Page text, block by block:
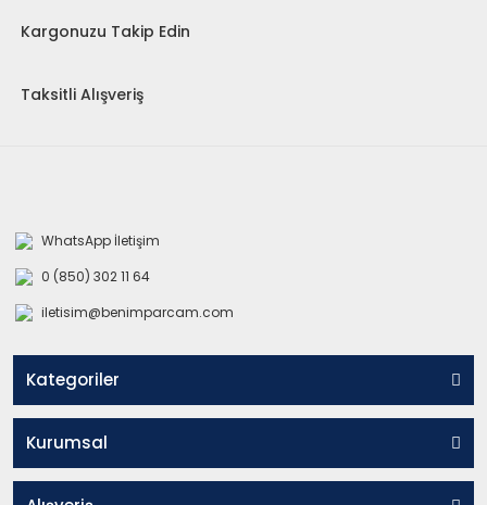
Kargonuzu Takip Edin
Taksitli Alışveriş
WhatsApp İletişim
0 (850) 302 11 64
iletisim@benimparcam.com
Kategoriler
Kurumsal